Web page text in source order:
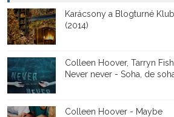
Karácsony a Blogturné
(2014)
Colleen Hoover, Tarryn
Never never - Soha, de
Colleen Hoover - Maybe